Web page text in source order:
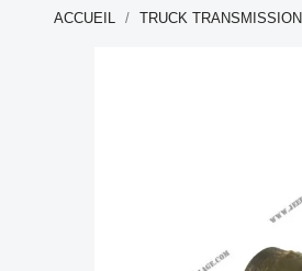
ACCUEIL TRUCK TRANSMISSION